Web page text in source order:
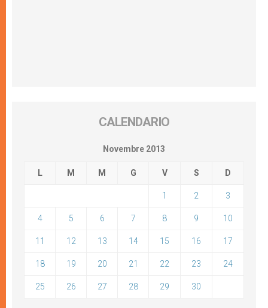
CALENDARIO
Novembre 2013
L M M G V S D
1 2 3
4 5 6 7 8 9 10
11 12 13 14 15 16 17
18 19 20 21 22 23 24
25 26 27 28 29 30